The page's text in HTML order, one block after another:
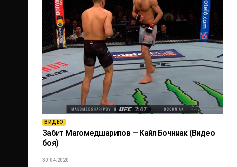
ВИДЕО
Забит Магомедшарипов — Кайл Бочниак (Видео
боя)
30.04.2020